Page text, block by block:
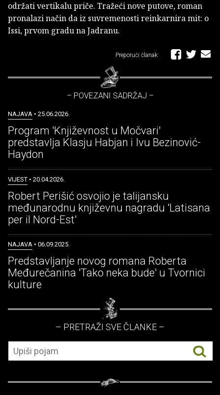
održati vertikalu priče. Tražeći nove putove, roman
pronalazi način da iz suvremenosti reinkarnira mit: o
Issi, prvom gradu na Jadranu.
Preporuči članak
– POVEZANI SADRŽAJ –
NAJAVA • 25.06.2026.
Program 'Književnost u Močvari'
predstavlja Klasju Habjan i Ivu Bezinović-
Haydon
VIJEST • 20.04.2026.
Robert Perišić osvojio je talijansku
međunarodnu književnu nagradu 'Latisana
per il Nord-Est'
NAJAVA • 06.09.2025.
Predstavljanje novog romana Roberta
Međurečanina 'Tako neka bude' u Tvornici
kulture
– PRETRAŽI SVE ČLANKE –